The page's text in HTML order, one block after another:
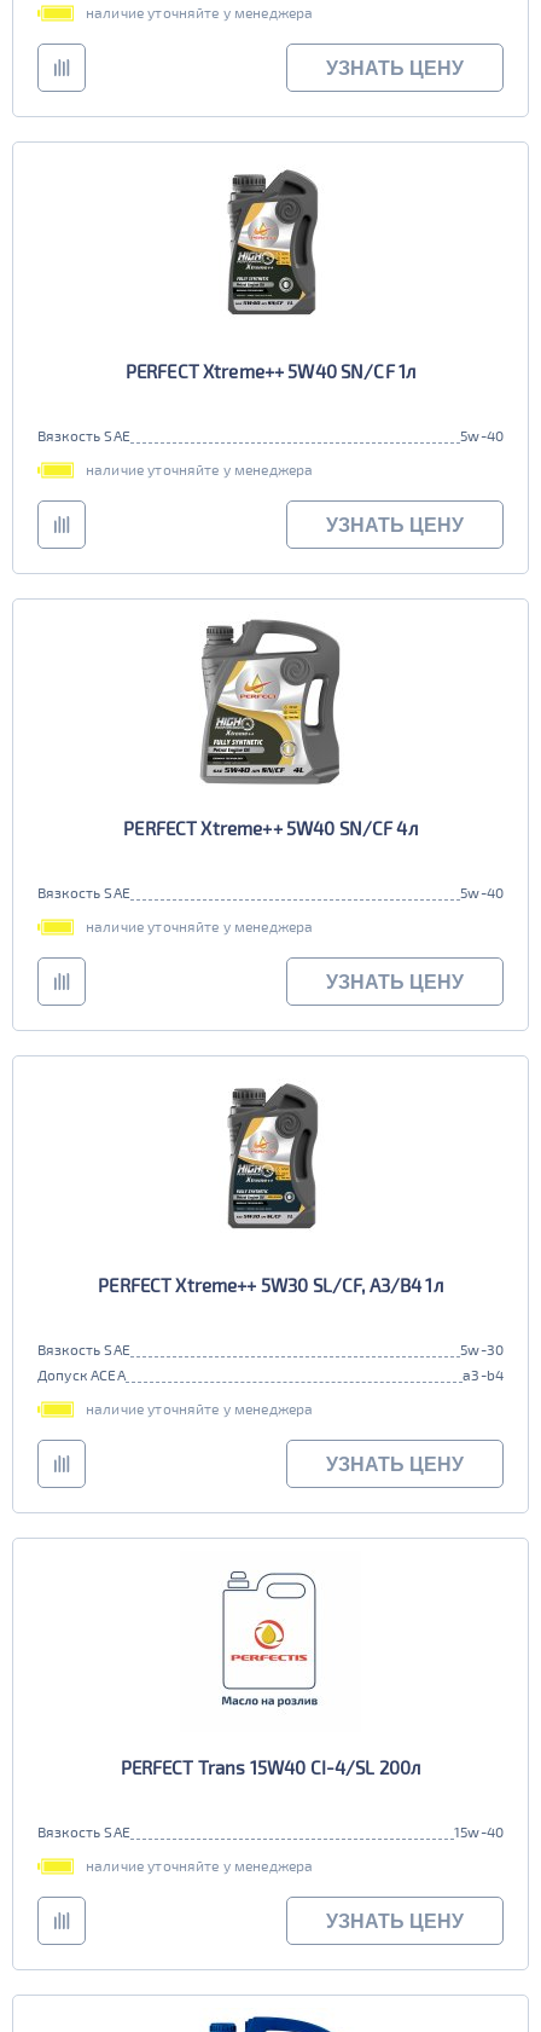
наличие уточняйте у менеджера
УЗНАТЬ ЦЕНУ
PERFECT Xtreme++ 5W40 SN/CF 1л
Вязкость SAE
5w-40
наличие уточняйте у менеджера
УЗНАТЬ ЦЕНУ
PERFECT Xtreme++ 5W40 SN/CF 4л
Вязкость SAE
5w-40
наличие уточняйте у менеджера
УЗНАТЬ ЦЕНУ
PERFECT Xtreme++ 5W30 SL/CF, A3/B4 1л
Вязкость SAE
5w-30
Допуск ACEA
a3-b4
наличие уточняйте у менеджера
УЗНАТЬ ЦЕНУ
PERFECT Trans 15W40 CI-4/SL 200л
Вязкость SAE
15w-40
наличие уточняйте у менеджера
УЗНАТЬ ЦЕНУ